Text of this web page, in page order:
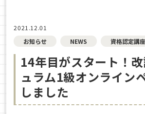
2021.12.01
お知らせ
NEWS 資格認定講座
14年目がスタート！
ュラム1級オンライン
しました